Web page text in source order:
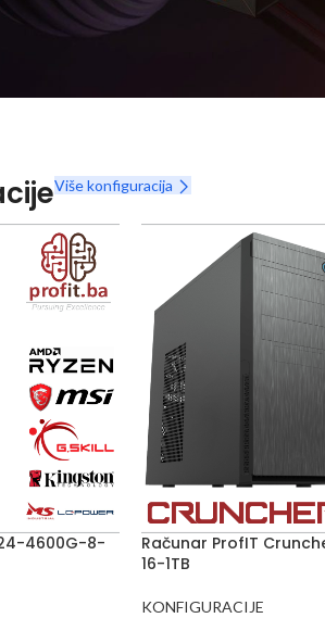
7000 serija
Više konfiguracija
4600G-8-
Računar ProfIT
16-1TB
KONFIGURACIJE